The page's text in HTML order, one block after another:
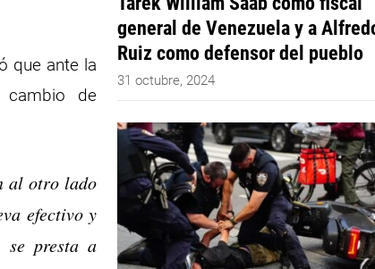
que ante la
de
al otro lado
efectivo y
se presta a
general de Venezuela y a
Ruiz como defensor del pueblo
31 octubre, 2024